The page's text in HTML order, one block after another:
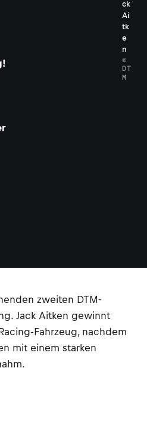
ck
Ai
tk
e
n
©
DT
M
zweiten DTM-
Jack Aitken gewinnt
Fahrzeug, nachdem
mit einem starken